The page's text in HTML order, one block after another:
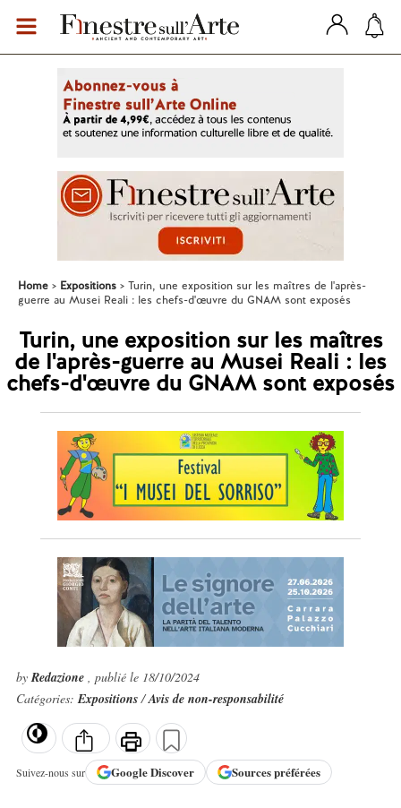
Home Expositions
Turin, une exposition sur les maîtres de l'après-
guerre au Musei Reali : les chefs-d'œuvre du GNAM sont exposés
Turin, une exposition sur les maîtres
de l'après-guerre au Musei Reali : les
chefs-d'œuvre du GNAM sont exposés
byRedazione , publié le 18/10/2024
Catégories:Expositions/Avis de non-responsabilité
Suivez-nous sur GoogleDiscover Sources préférées